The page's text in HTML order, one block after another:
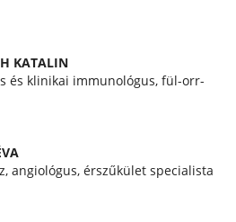
KATALIN
és klinikai immunológus, fül-orr-
angiológus, érszűkület specialista